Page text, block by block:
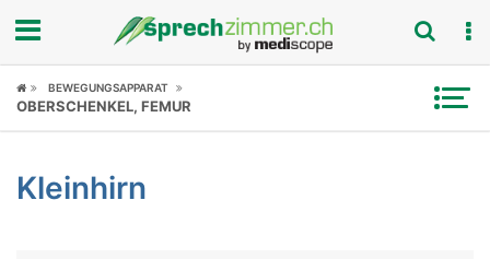
Fokus
Symptome
BEWEGUNGSAPPARAT
OBERSCHENKEL, FEMUR
Kleinhirn